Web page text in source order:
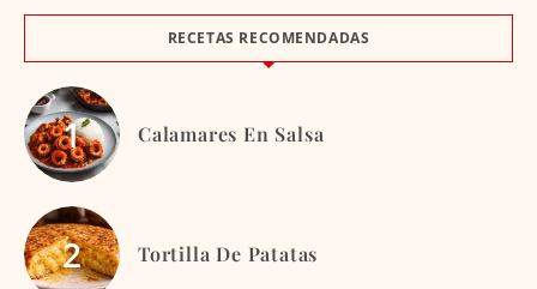
RECETAS RECOMENDADAS
Calamares En Salsa
Tortilla De Patatas